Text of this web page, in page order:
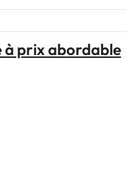
à prix abordable